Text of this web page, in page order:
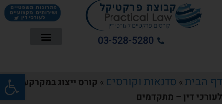
פתח
03-528-5280
דף הבית» סדנאות וקורסים » קורס ייצוג במקרקעין
לעורכי דין – מתקדמים